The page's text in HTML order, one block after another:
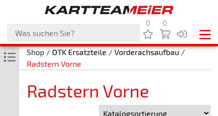
0 0
Shop /OTK Ersatzteile/Vorderachsaufbau/
Radstern Vorne
Radstern Vorne